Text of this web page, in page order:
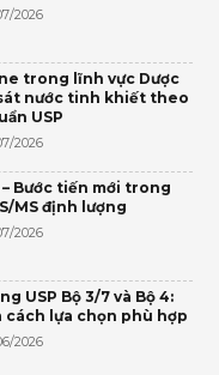
2026
trong lĩnh vực Dược
nước tinh khiết theo
USP
2026
– Bước tiến mới trong
MS định lượng
2026
USP Bộ 3/7 và Bộ 4:
cách lựa chọn phù hợp
2026